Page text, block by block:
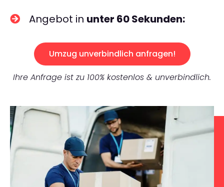
Angebot in unter 60 Sekunden:
Umzug unverbindlich anfragen!
Ihre Anfrage ist zu 100% kostenlos & unverbindlich.